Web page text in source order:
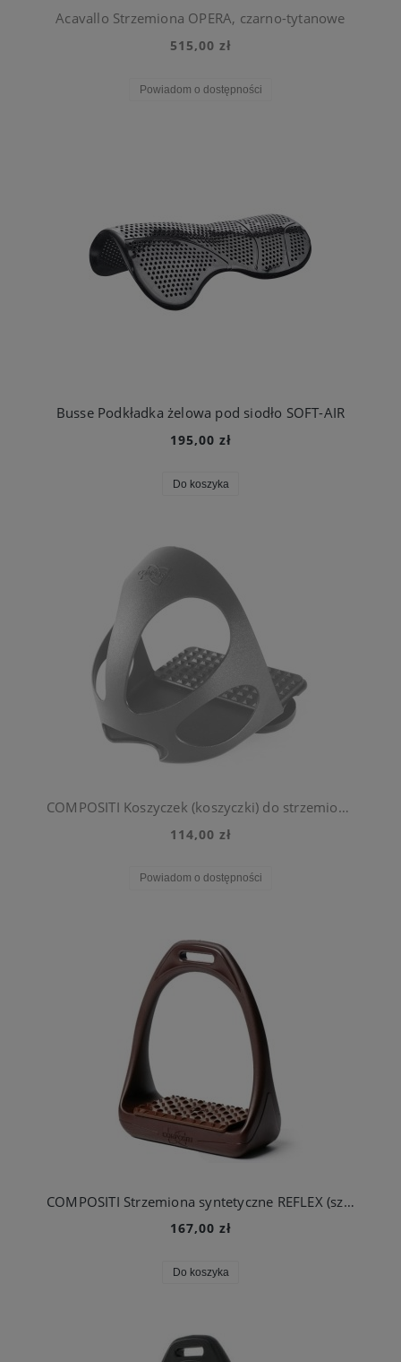
Acavallo Strzemiona OPERA, czarno-tytanowe
515,00 zł
Powiadom o dostępności
Busse Podkładka żelowa pod siodło SOFT-AIR
195,00 zł
Do koszyka
COMPOSITI Koszyczek (koszyczki) do strzemion Matrix, czarny L
114,00 zł
Powiadom o dostępności
COMPOSITI Strzemiona syntetyczne REFLEX (szeroka stopka), brązowe
167,00 zł
Do koszyka